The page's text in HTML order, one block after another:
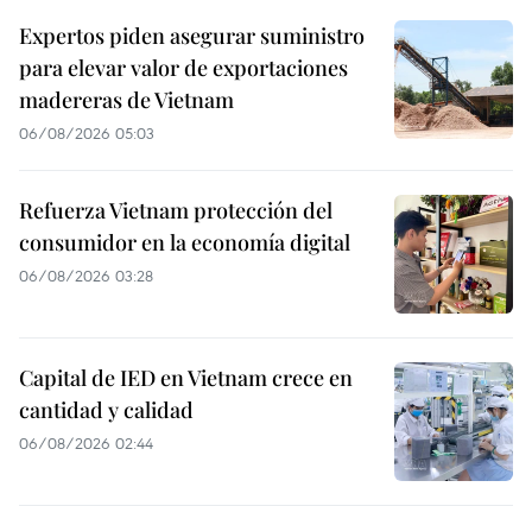
Expertos piden asegurar suministro
para elevar valor de exportaciones
madereras de Vietnam
06/08/2026 05:03
Refuerza Vietnam protección del
consumidor en la economía digital
06/08/2026 03:28
Capital de IED en Vietnam crece en
cantidad y calidad
06/08/2026 02:44